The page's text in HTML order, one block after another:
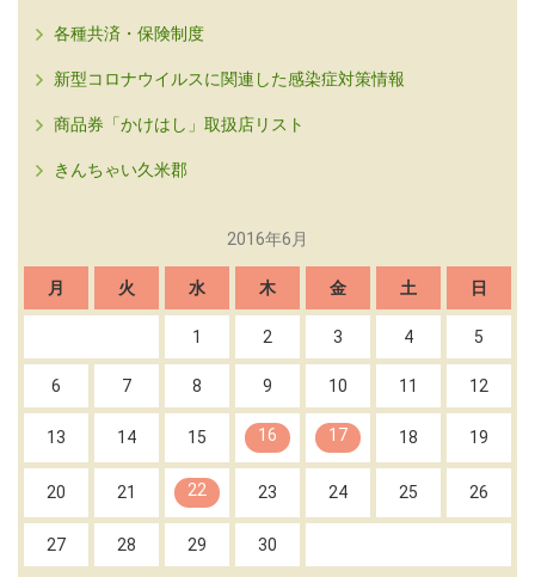
各種共済・保険制度
新型コロナウイルスに関連した感染症対策情報
商品券「かけはし」取扱店リスト
きんちゃい久米郡
2016年6月
月 火 水 木 金 土 日
1 2 3 4 5
6 7 8 9 10 11 12
13 14 15 16 17 18 19
20 21 22 23 24 25 26
27 28 29 30